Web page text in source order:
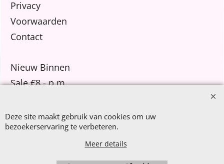
Privacy
Voorwaarden
Contact
Nieuw Binnen
Sale €8,- p.m.
software.
Deze site maakt gebruik van cookies om uw
bezoekerservaring te verbeteren.
Meer details